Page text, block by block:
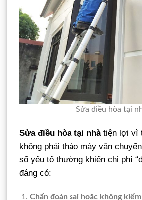
Sửa điều hòa tại
Sửa điều hòa tại nhàtiện lợi vì
không phải tháo máy vận
số yếu tố thường khiến chi phí
đáng có:
Chẩn đoán sai hoặc không